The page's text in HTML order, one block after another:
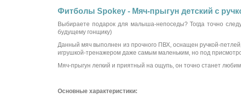
Фитболы Spokey - Мяч-прыгун детский с
Выбираете подарок для малыша-непоседы? Тогда точно
будущему гонщику)
Данный мяч выполнен из прочного ПВХ, оснащен ручкой-
игрушкой-тренажером даже самым маленьким, но под
Мяч-прыгун легкий и приятный на ощупь, он точно станет
Основные характеристики: